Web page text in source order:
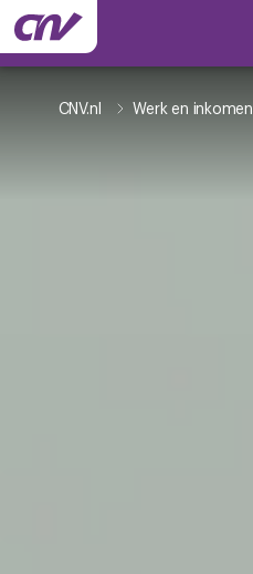
CNV.nl Werk en inkomen